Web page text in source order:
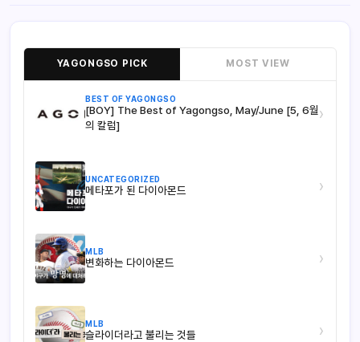
YAGONGSO PICK MOST VIEW
BEST OF YAGONGSO
[BOY] The Best of Yagongso, May/June [5, 6월
의 칼럼]
›
UNCATEGORIZED
메타포가 된 다이아몬드 ›
MLB
변화하는 다이아몬드 ›
MLB
슬라이더라고 불리는 것들 ›